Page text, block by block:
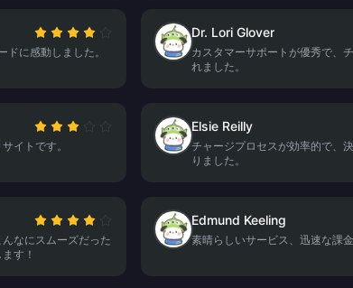
に感動しました。
Dr. Lori Glover
カスタマーサポートが優秀で、
れました。
イトです。
Elsie Reilly
チャージプロセスが効率的で、
りました。
なにスムーズだった
す！
Edmund Keeling
素晴らしいサービス、迅速な課